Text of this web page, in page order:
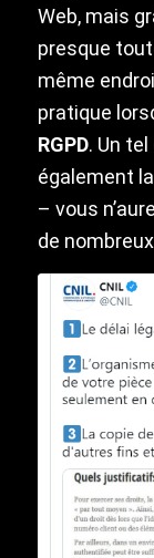
Web, mais
presque
même
pratique
RGPD. Un
également
– vous
de